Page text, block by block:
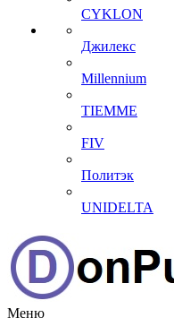
CYKLON
Джилекс
Millennium
TIEMME
FIV
Политэк
UNIDELTA
Меню